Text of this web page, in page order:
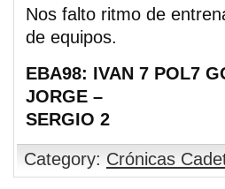
Nos falto ritmo de
de equipos.
EBA98: IVAN 7 POL7
JORGE –
SERGIO 2
Category: Crónicas